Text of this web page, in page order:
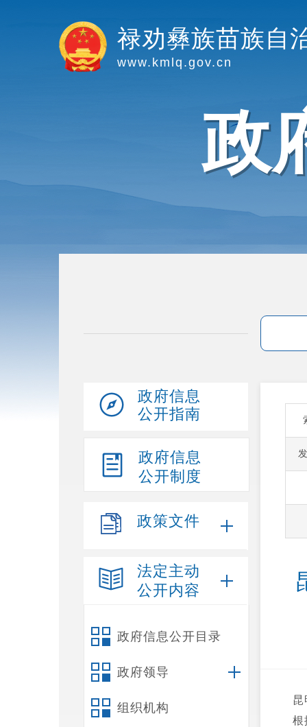
禄劝彝族苗族自
www.kmlq.gov.cn
政
政府信息
公开指南
政府信息
公开制度
政策文件
法定主动
公开内容
政府信息公开目录
政府领导
组织机构
昆
根